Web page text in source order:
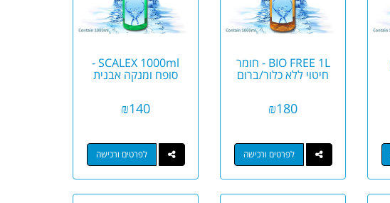
BIO FREE 1L - חומר
חיטוי ללא כלור/ברום
₪180
לפרטים ורכישה
SCALEX 1000ml -
סופח ומנקה אבנית
₪140
לפרטים ורכישה